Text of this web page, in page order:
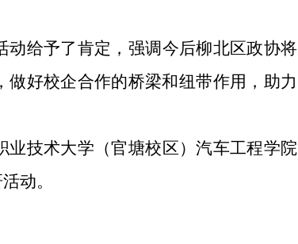
给予了肯定，强调今后柳北区政协将
好校企合作的桥梁和纽带作用，助力
业技术大学（官塘校区）汽车工程学院
动。